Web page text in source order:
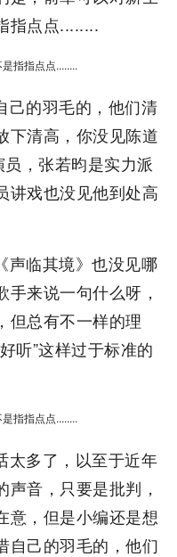
指点点........
己的羽毛的，他们清
下清高，你没见陈道
员，张若昀是实力派
讲戏也没见他到处高
声临其境》也没见哪
来说一句什么呀，
但总有不一样的理
听”这样过于标准的
太多了，以至于近年
音，只要是批判，
意，但是小编还是想
自己的羽毛的，他们